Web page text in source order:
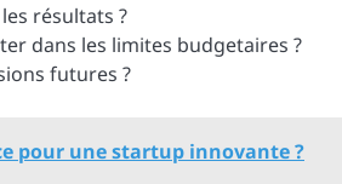
résultats ?
dans les limites budgetaires ?
futures ?
pour une startup innovante ?